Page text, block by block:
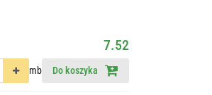
7.52
mb Do koszyka